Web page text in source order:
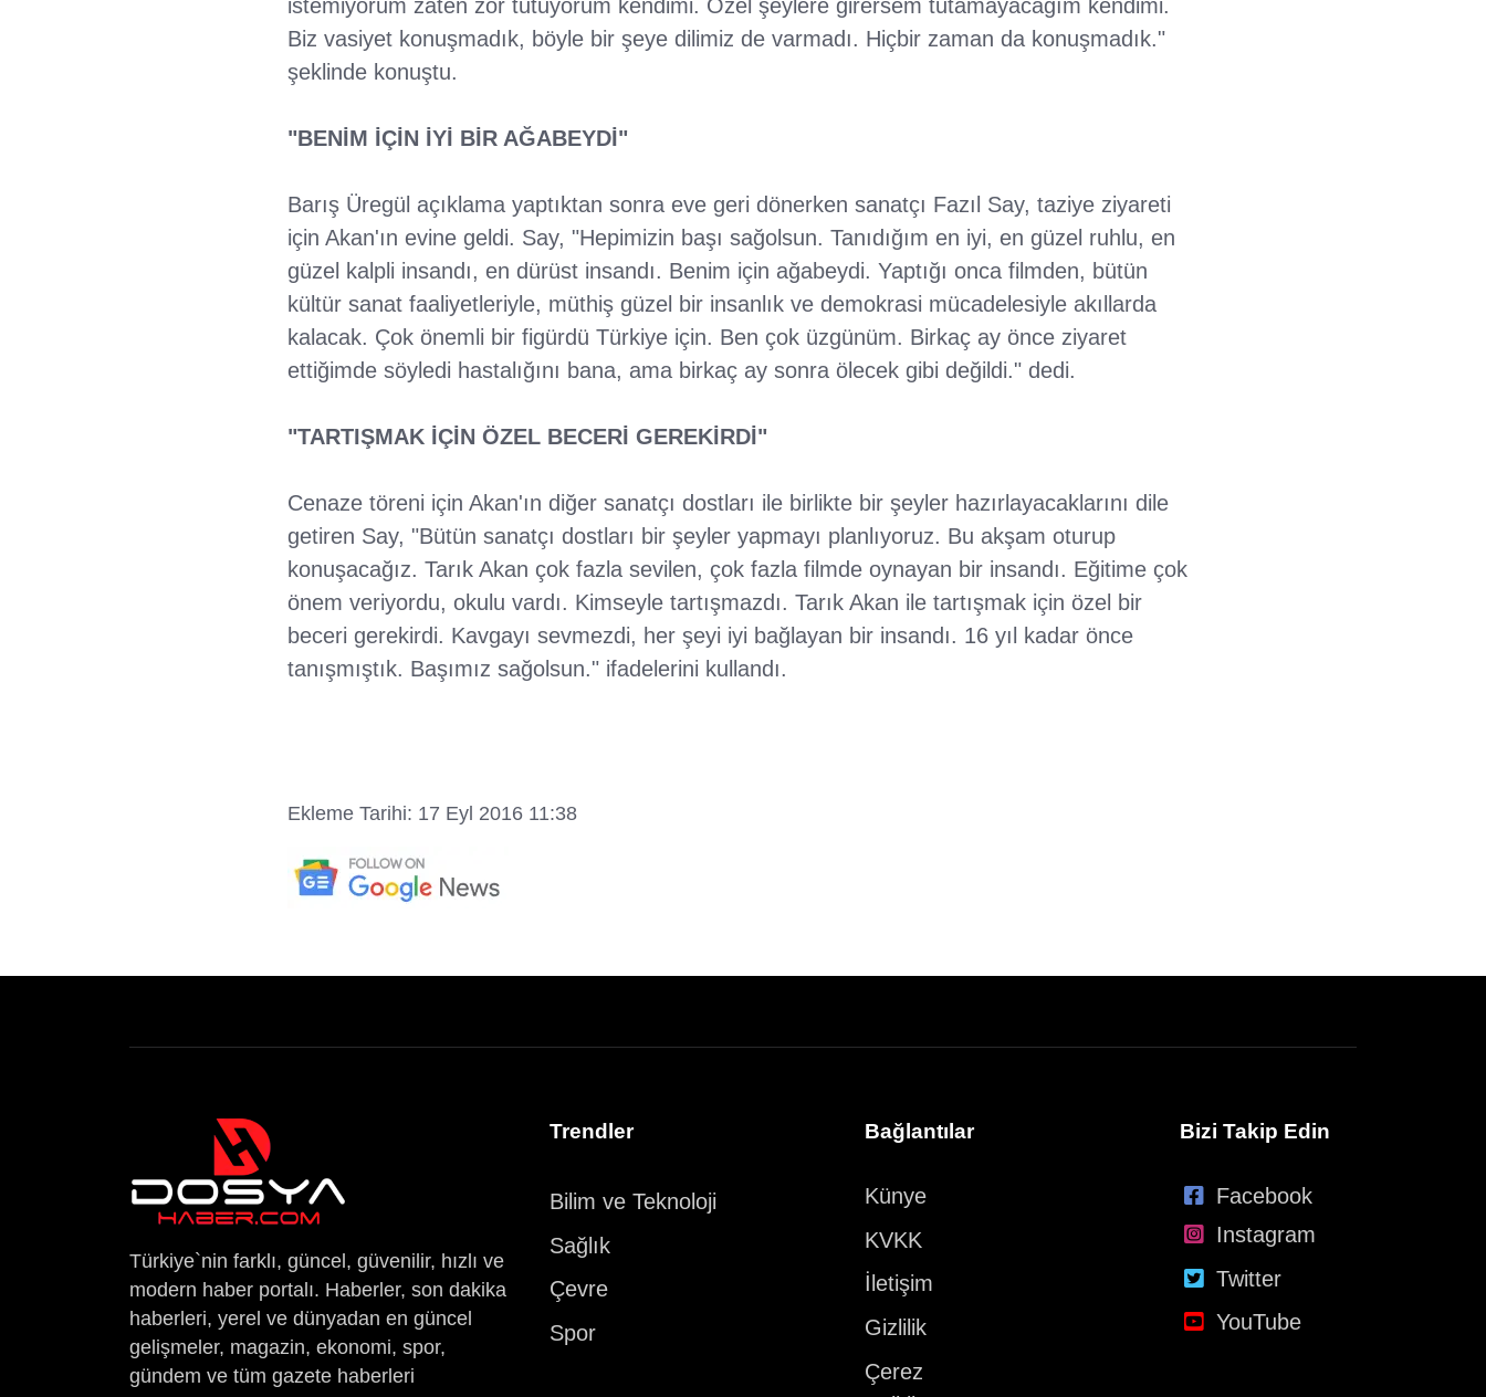
istemiyorum zaten zor tutuyorum kendimi. Özel şeylere girersem tutamayacağım kendimi.
Biz vasiyet konuşmadık, böyle bir şeye dilimiz de varmadı. Hiçbir zaman da konuşmadık."
şeklinde konuştu.
"BENİM İÇİN İYİ BİR AĞABEYDİ"
Barış Üregül açıklama yaptıktan sonra eve geri dönerken sanatçı Fazıl Say, taziye ziyareti
için Akan'ın evine geldi. Say, "Hepimizin başı sağolsun. Tanıdığım en iyi, en güzel ruhlu, en
güzel kalpli insandı, en dürüst insandı. Benim için ağabeydi. Yaptığı onca filmden, bütün
kültür sanat faaliyetleriyle, müthiş güzel bir insanlık ve demokrasi mücadelesiyle akıllarda
kalacak. Çok önemli bir figürdü Türkiye için. Ben çok üzgünüm. Birkaç ay önce ziyaret
ettiğimde söyledi hastalığını bana, ama birkaç ay sonra ölecek gibi değildi." dedi.
"TARTIŞMAK İÇİN ÖZEL BECERİ GEREKİRDİ"
Cenaze töreni için Akan'ın diğer sanatçı dostları ile birlikte bir şeyler hazırlayacaklarını dile
getiren Say, "Bütün sanatçı dostları bir şeyler yapmayı planlıyoruz. Bu akşam oturup
konuşacağız. Tarık Akan çok fazla sevilen, çok fazla filmde oynayan bir insandı. Eğitime çok
önem veriyordu, okulu vardı. Kimseyle tartışmazdı. Tarık Akan ile tartışmak için özel bir
beceri gerekirdi. Kavgayı sevmezdi, her şeyi iyi bağlayan bir insandı. 16 yıl kadar önce
tanışmıştık. Başımız sağolsun." ifadelerini kullandı.
Ekleme Tarihi: 17 Eyl 2016 11:38
Türkiye`nin farklı, güncel, güvenilir, hızlı ve
modern haber portalı. Haberler, son dakika
haberleri, yerel ve dünyadan en güncel
gelişmeler, magazin, ekonomi, spor,
gündem ve tüm gazete haberleri
Trendler
Bilim ve Teknoloji
Sağlık
Çevre
Spor
Bağlantılar
Künye
KVKK
İletişim
Gizlilik
Çerez
Bizi Takip Edin
Facebook
Instagram
Twitter
YouTube